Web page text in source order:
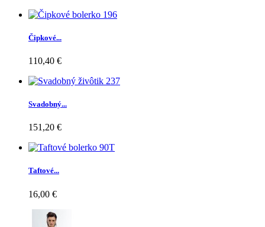
Čipkové...
110,40 €
Svadobný...
151,20 €
Taftové...
16,00 €